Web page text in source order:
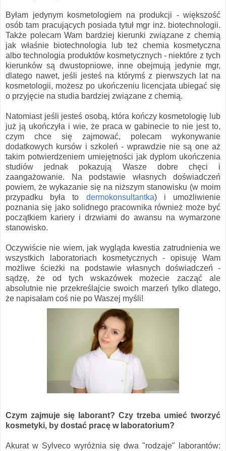
Byłam jedynym kosmetologiem na produkcji - większość
osób tam pracujących posiada tytuł mgr inż. biotechnologii.
Także polecam Wam bardziej kierunki związane z chemią
jak właśnie biotechnologia lub też chemia kosmetyczna
albo technologia produktów kosmetycznych - niektóre z tych
kierunków są dwustopniowe, inne obejmują jedynie mgr,
dlatego nawet, jeśli jesteś na którymś z pierwszych lat na
kosmetologii, możesz po ukończeniu licencjata ubiegać się
o przyjęcie na studia bardziej związane z chemią.
Natomiast jeśli jesteś osobą, która kończy kosmetologię lub
już ją ukończyła i wie, że praca w gabinecie to nie jest to,
czym chce się zajmować, polecam wykonywanie
dodatkowych kursów i szkoleń - wprawdzie nie są one aż
takim potwierdzeniem umiejętności jak dyplom ukończenia
studiów jednak pokazują Wasze dobre chęci i
zaangażowanie. Na podstawie własnych doświadczeń
powiem, że wykazanie się na niższym stanowisku (w moim
przypadku była to dermokonsultantka) i umożliwienie
poznania się jako solidnego pracownika również może być
początkiem kariery i drzwiami do awansu na wymarzone
stanowisko.
Oczywiście nie wiem, jak wygląda kwestia zatrudnienia we
wszystkich laboratoriach kosmetycznych - opisuję Wam
możliwe ścieżki na podstawie własnych doświadczeń -
sądzę, że od tych wskazówek możecie zacząć ale
absolutnie nie przekreślajcie swoich marzeń tylko dlatego,
że napisałam coś nie po Waszej myśli!
Czym zajmuje się laborant? Czy trzeba umieć tworzyć
kosmetyki, by dostać pracę w laboratorium?
Akurat w Sylveco wyróżnia się dwa "rodzaje" laborantów: